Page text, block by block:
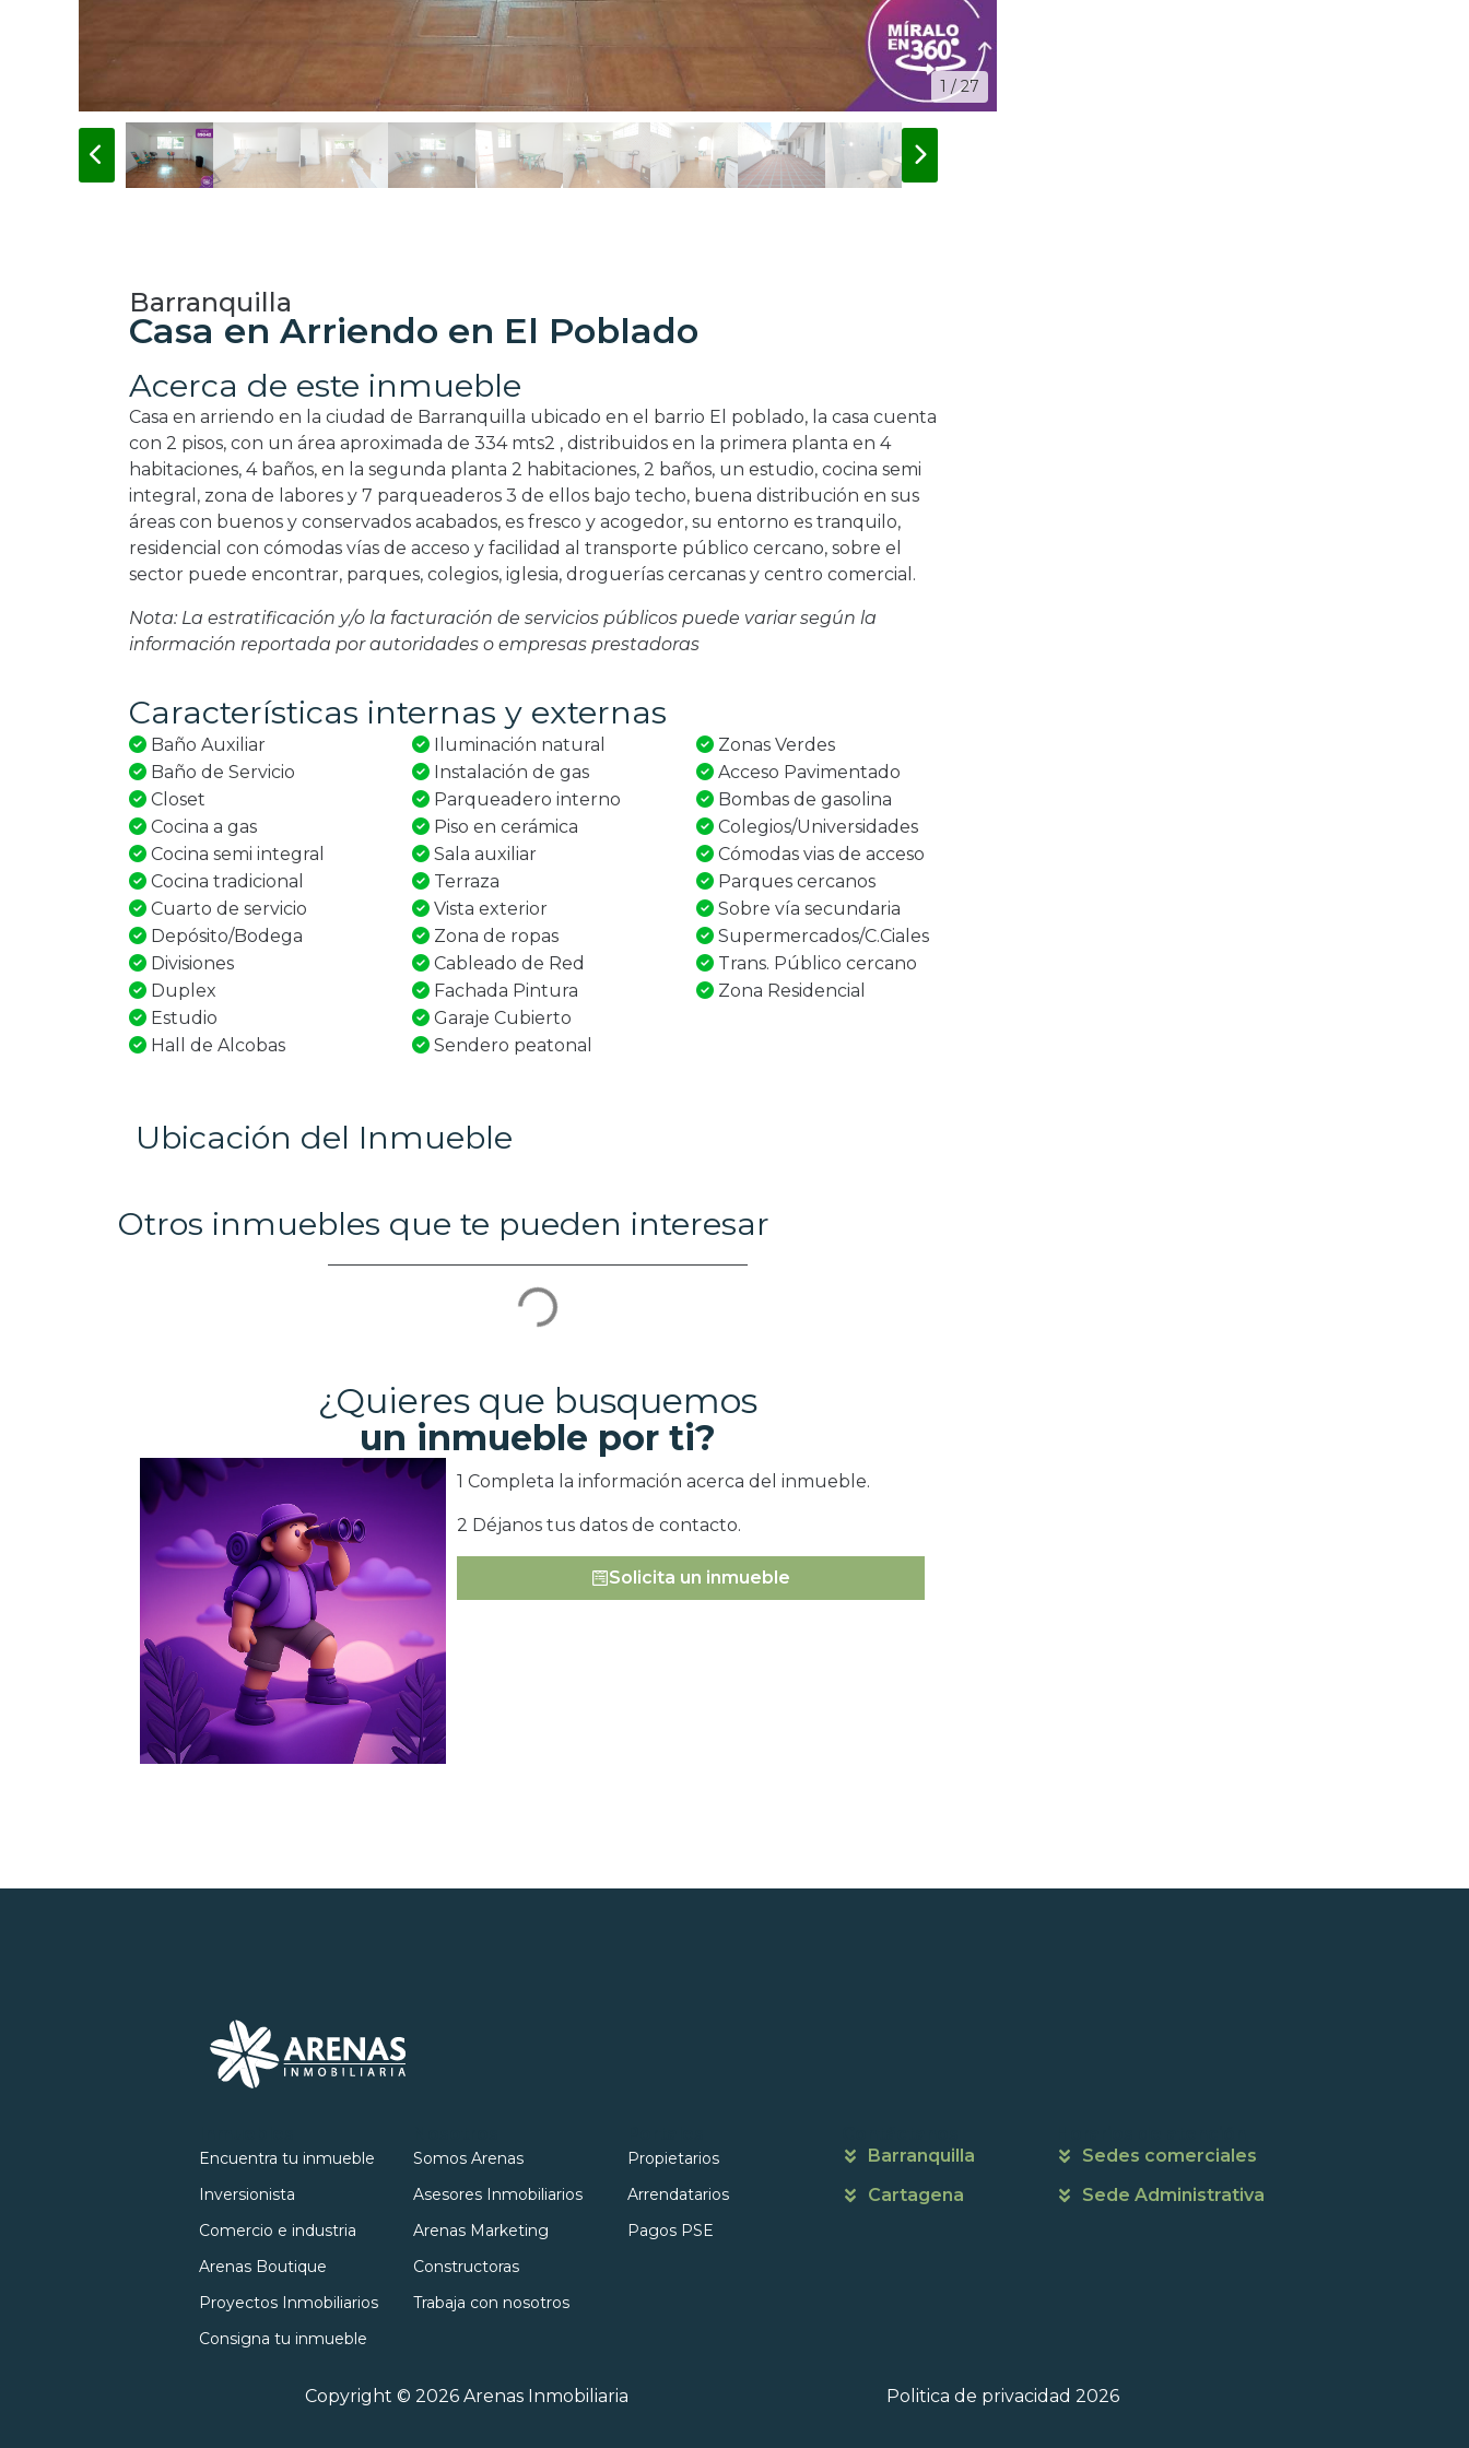
1 / 27
Barranquilla
Casa en Arriendo en El Poblado
Acerca de este inmueble
Casa en arriendo en la ciudad de Barranquilla ubicado en el barrio El poblado, la casa cuenta
con 2 pisos, con un área aproximada de 334 mts2 , distribuidos en la primera planta en 4
habitaciones, 4 baños, en la segunda planta 2 habitaciones, 2 baños, un estudio, cocina semi
integral, zona de labores y 7 parqueaderos 3 de ellos bajo techo, buena distribución en sus
áreas con buenos y conservados acabados, es fresco y acogedor, su entorno es tranquilo,
residencial con cómodas vías de acceso y facilidad al transporte público cercano, sobre el
sector puede encontrar, parques, colegios, iglesia, droguerías cercanas y centro comercial.
Nota: La estratificación y/o la facturación de servicios públicos puede variar según la
información reportada por autoridades o empresas prestadoras
Características internas y externas
Baño Auxiliar
Baño de Servicio
Closet
Cocina a gas
Cocina semi integral
Cocina tradicional
Cuarto de servicio
Depósito/Bodega
Divisiones
Duplex
Estudio
Hall de Alcobas
Iluminación natural
Instalación de gas
Parqueadero interno
Piso en cerámica
Sala auxiliar
Terraza
Vista exterior
Zona de ropas
Cableado de Red
Fachada Pintura
Garaje Cubierto
Sendero peatonal
Zonas Verdes
Acceso Pavimentado
Bombas de gasolina
Colegios/Universidades
Cómodas vias de acceso
Parques cercanos
Sobre vía secundaria
Supermercados/C.Ciales
Trans. Público cercano
Zona Residencial
Ubicación del Inmueble
Otros inmuebles que te pueden interesar
¿Quieres que busquemos
un inmueble por ti?
1 Completa la información acerca del inmueble.
2 Déjanos tus datos de contacto.
Solicita un inmueble
Encuentra tu inmueble
Inversionista
Comercio e industria
Arenas Boutique
Proyectos Inmobiliarios
Consigna tu inmueble
Somos Arenas
Asesores Inmobiliarios
Arenas Marketing
Constructoras
Trabaja con nosotros
Propietarios
Arrendatarios
Pagos PSE
Barranquilla
Cartagena
Sedes comerciales
Sede Administrativa
Copyright © 2026 Arenas Inmobiliaria Politica de privacidad 2026